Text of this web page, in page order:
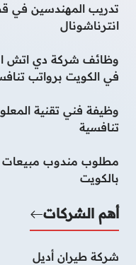
تدريب المهندسين في
انترناشونال
وظائف شركة دي اتش
في الكويت برواتب
وظيفة فني تقنية
تنافسية
مطلوب مندوب مبيعات
بالكويت
أهم الشركات
شركة طيران أديل